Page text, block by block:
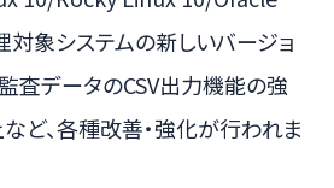
象システムの新しいバージョ
査データのCSV出力機能の強
ど、各種改善・強化が行われま